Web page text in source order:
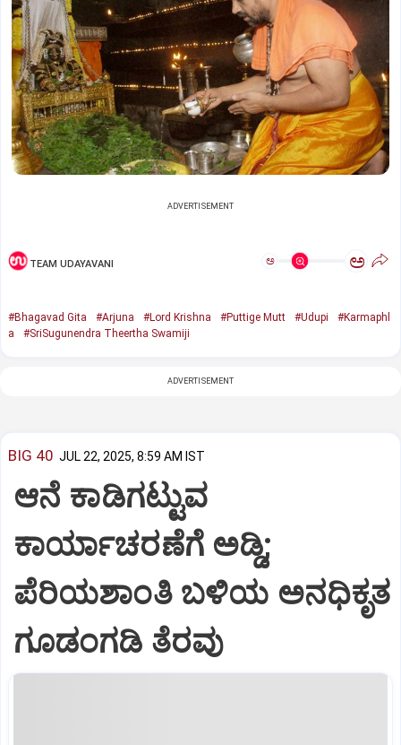
ADVERTISEMENT
TEAM UDAYAVANI ಅ ಅ
#Bhagavad Gita #Arjuna #Lord Krishna #Puttige Mutt #Udupi
#Karmaphl
a
#SriSugunendra Theertha Swamiji
ADVERTISEMENT
BIG 40 JUL 22, 2025, 8:59 AM IST
ಆನೆ ಕಾಡಿಗಟ್ಟುವ
ಕಾರ್ಯಾಚರಣೆಗೆ ಅಡ್ಡಿ;
ಪೆರಿಯಶಾಂತಿ ಬಳಿಯ ಅನಧಿಕೃತ
ಗೂಡಂಗಡಿ ತೆರವು